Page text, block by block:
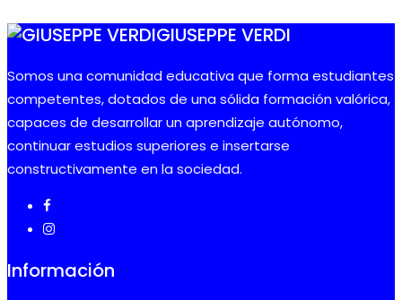
GIUSEPPE VERDI
Somos una comunidad educativa que forma estudiantes
competentes, dotados de una sólida formación valórica,
capaces de desarrollar un aprendizaje autónomo,
continuar estudios superiores e insertarse
constructivamente en la sociedad.
Información